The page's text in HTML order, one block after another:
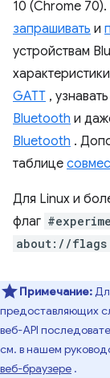
10 (Chrome
запрашивать и
устройствам
GATT ,
Bluetooth и
Bluetooth .
таблице
Для Linux и
флаг
about://flags
Примечание:
предоставляющих
веб-API
см. в нашем
веб-браузере .